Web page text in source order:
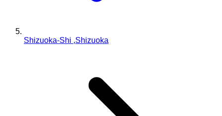
Shizuoka-Shi ,Shizuoka